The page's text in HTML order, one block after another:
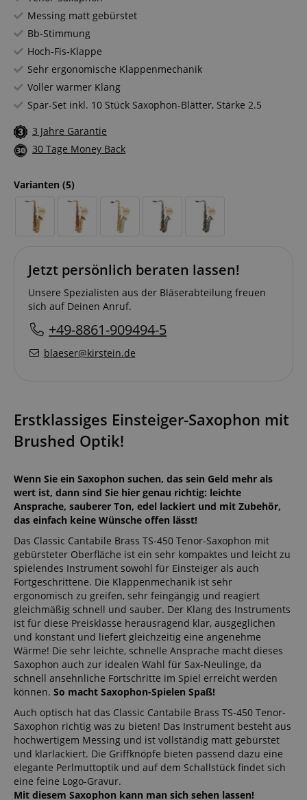
Messing matt gebürstet
Bb-Stimmung
Hoch-Fis-Klappe
Sehr ergonomische Klappenmechanik
Voller warmer Klang
Spar-Set inkl. 10 Stück Saxophon-Blätter, Stärke 2.5
3 Jahre Garantie
30 Tage Money Back
Varianten (5)
Jetzt persönlich beraten lassen!
Unsere Spezialisten aus der Bläserabteilung freuen
sich auf Deinen Anruf.
+49-8861-909494-5
blaeser@kirstein.de
Erstklassiges Einsteiger-Saxophon mit
Brushed Optik!
Wenn Sie ein Saxophon suchen, das sein Geld mehr als
wert ist, dann sind Sie hier genau richtig: leichte
Ansprache, sauberer Ton, edel lackiert und mit Zubehör,
das einfach keine Wünsche offen lässt!
Das Classic Cantabile Brass TS-450 Tenor-Saxophon mit
gebürsteter Oberfläche ist ein sehr kompaktes und leicht zu
spielendes Instrument sowohl für Einsteiger als auch
Fortgeschrittene. Die Klappenmechanik ist sehr
ergonomisch zu greifen, sehr feingängig und reagiert
gleichmäßig schnell und sauber. Der Klang des Instruments
ist für diese Preisklasse herausragend klar, ausgeglichen
und konstant und liefert gleichzeitig eine angenehme
Wärme! Die sehr leichte, schnelle Ansprache macht dieses
Saxophon auch zur idealen Wahl für Sax-Neulinge, da
schnell ansehnliche Fortschritte im Spiel erreicht werden
können. So macht Saxophon-Spielen Spaß!
Auch optisch hat das Classic Cantabile Brass TS-450 Tenor-
Saxophon richtig was zu bieten! Das Instrument besteht aus
hochwertigem Messing und ist vollständig matt gebürstet
und klarlackiert. Die Griffknöpfe bieten passend dazu eine
elegante Perlmuttoptik und auf dem Schallstück findet sich
eine feine Logo-Gravur.
Mit diesem Saxophon kann man sich sehen lassen!